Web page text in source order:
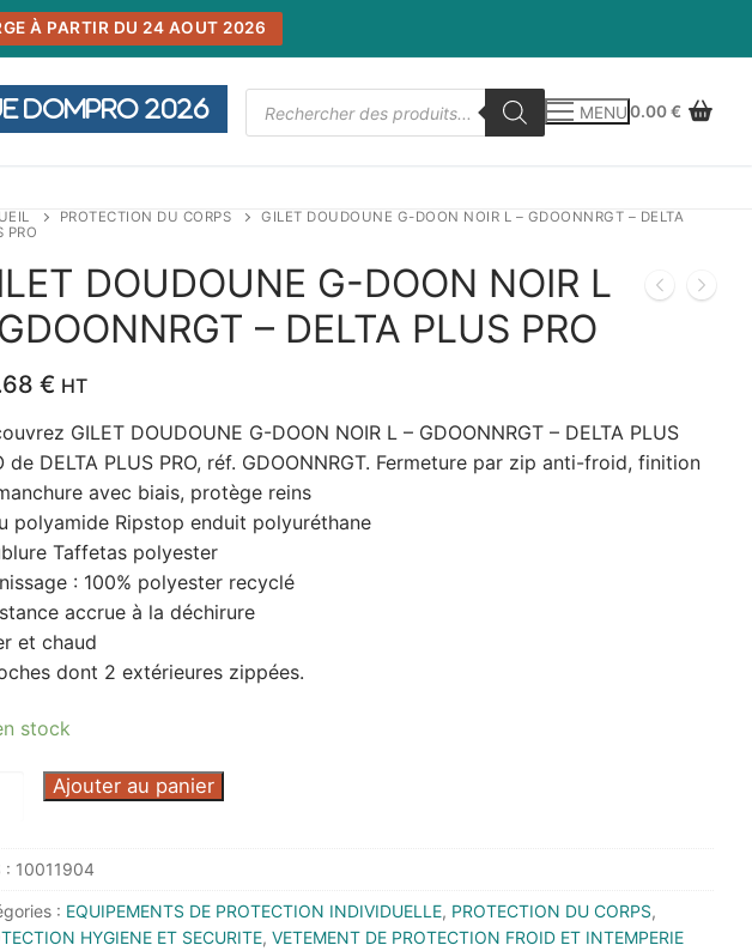
À PARTIR DU 24 AOUT 2026
2026
Recherche
de
produits
MENU0.00€
PROTECTION DU CORPS
GILET DOUDOUNE G-DOON NOIR L – GDOONNRGT – DELTA
PRO
DOUDOUNE G-DOON NOIR L
– DELTA PLUS PRO
€ HT
GILET DOUDOUNE G-DOON NOIR L – GDOONNRGT – DELTA PLUS
de DELTA PLUS PRO, réf. GDOONNRGT. Fermeture par zip anti-froid, finition
avec biais, protège reins
polyamide Ripstop enduit polyuréthane
Taffetas polyester
: 100% polyester recyclé
accrue à la déchirure
et chaud
dont 2 extérieures zippées.
stock
Ajouter au panier
: 10011904
: EQUIPEMENTS DE PROTECTION INDIVIDUELLE, PROTECTION DU CORPS,
HYGIENE ET SECURITE, VETEMENT DE PROTECTION FROID ET INTEMPERIE